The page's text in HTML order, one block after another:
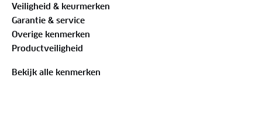
Voordelen van de Cotton Ball Lights lichtslinger:
- Warm en sfeervol licht: De kleurrijke lichtbolletjes
stralen gezelligheid uit, waardoor je een knusse sfeer
creëert.
- Eenvoudig mee te nemen: Lichtgewicht en
Veiligheid & keurmerken
Garantie & service
Overige kenmerken
Productveiligheid
Bekijk alle kenmerken